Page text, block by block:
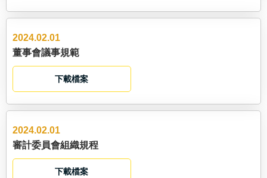
2024.02.01
董事會議事規範
下載檔案
2024.02.01
審計委員會組織規程
下載檔案